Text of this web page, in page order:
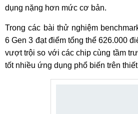
dụng nặng hơn mức cơ bản.
Trong các bài thử nghiệm
6 Gen 3 đạt điểm tổng thể 626.000
vượt trội so với các chip cùng tầm
tốt nhiều ứng dụng phổ biến trên